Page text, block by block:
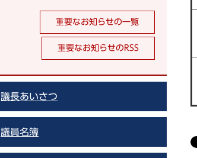
重要なお知らせの一覧
重要なお知らせのRSS
議長あいさつ
議員名簿